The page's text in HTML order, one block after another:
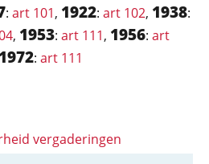
: art 101, 1922: art 102, 1938:
, 1953: art 111, 1956: art
1972: art 111
vergaderingen